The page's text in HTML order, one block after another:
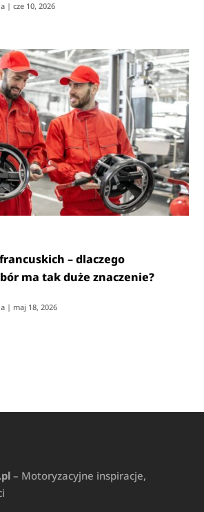
|cze 10, 2026
– dlaczego
ma tak duże znaczenie?
| maj 18, 2026
– Motoryzacyjne inspiracje,